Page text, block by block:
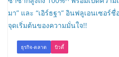
ธุรกิจ-ตลาด บิวตี้